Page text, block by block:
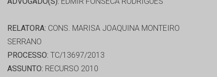
RELATORA: CONS. MARISA JOAQUINA MONTEIRO
SERRANO
PROCESSO: TC/13697/2013
ASSUNTO: RECURSO 2010